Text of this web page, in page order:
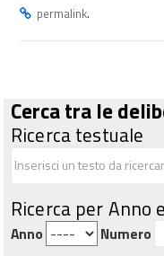
permalink.
Cerca tra le
Ricerca testuale
Ricerca per Anno
Anno Numero